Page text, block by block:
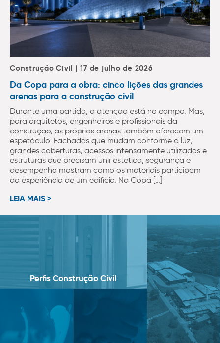
Construção Civil | 17 de julho de 2026
Da Copa para a obra: cinco lições das grandes
arenas para a construção civil
Durante uma partida, a atenção está no campo. Mas,
para arquitetos, engenheiros e profissionais da
construção, as próprias arenas também oferecem um
espetáculo. Fachadas que mudam conforme a luz,
grandes coberturas, acessos intensamente utilizados e
estruturas que precisam unir estética, segurança e
desempenho mostram como os materiais participam
da experiência de um edifício. Na Copa […]
LEIA MAIS >
Perfis Construção Civil